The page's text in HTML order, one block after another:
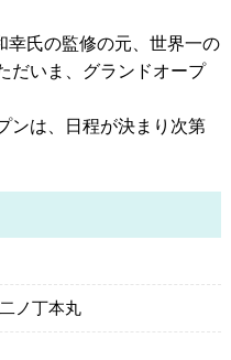
氏の監修の元、世界一の
だいま、グランドオープ
ンは、日程が決まり次第
ノ丁本丸